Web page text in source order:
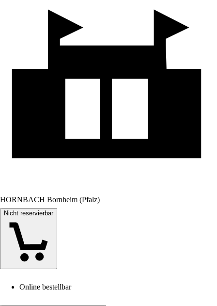
HORNBACH Bornheim (Pfalz)
Nicht reservierbar
Online bestellbar